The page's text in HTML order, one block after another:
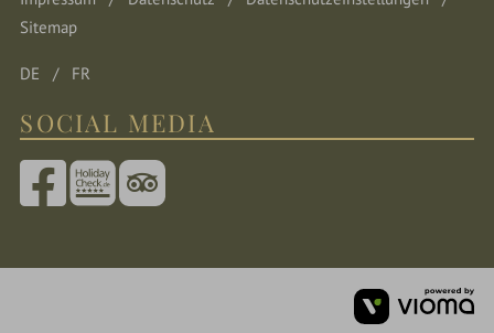
Sitemap
DE FR
SOCIAL MEDIA